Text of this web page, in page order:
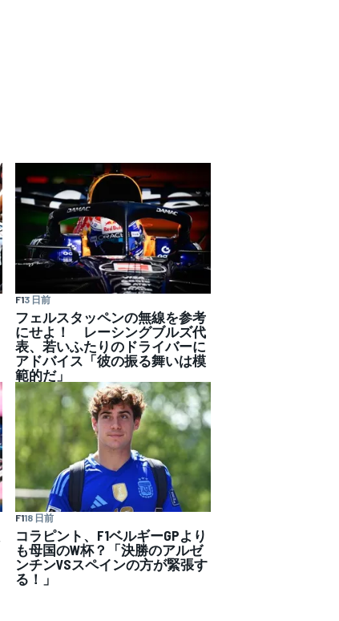
F13 日前
フェルスタッペンの無線を参考
にせよ！ レーシングブルズ代
表、若いふたりのドライバーに
アドバイス「彼の振る舞いは模
範的だ」
F118 日前
コラピント、F1ベルギーGPより
も母国のW杯？「決勝のアルゼ
ンチンVSスペインの方が緊張す
る！」